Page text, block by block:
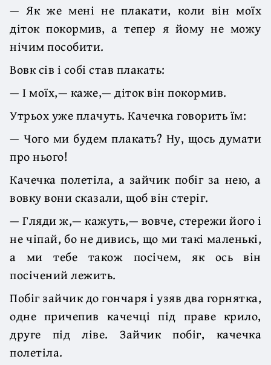
— Як же мені не плакати, коли він моїх
діток покормив, а тепер я йому не можу
нічим пособити.
Вовк сів і собі став плакать:
— І моїх,— каже,— діток він покормив.
Утрьох уже плачуть. Качечка говорить їм:
— Чого ми будем плакать? Ну, щось думати
про нього!
Качечка полетіла, а зайчик побіг за нею, а
вовку вони сказали, щоб він стеріг.
— Гляди ж,— кажуть,— вовче, стережи його і
не чіпай, бо не дивись, що ми такі маленькі,
а ми тебе також посічем, як ось він
посічений лежить.
Побіг зайчик до гончаря і узяв два горнятка,
одне причепив качечці під праве крило,
друге під ліве. Зайчик побіг, качечка
полетіла.